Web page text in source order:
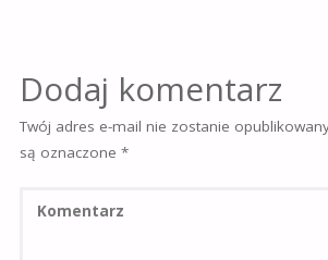
Dodaj komentarz
Twój adres e-mail nie zostanie
są oznaczone *